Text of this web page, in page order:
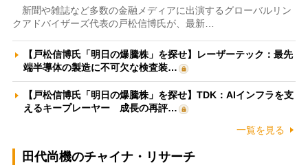
新聞や雑誌など多数の金融メディアに出演するグローバルリン
クアドバイザーズ代表の戸松信博氏が、最新…
【戸松信博氏「明日の爆騰株」を探せ】レーザーテック：最先
端半導体の製造に不可欠な検査装…
【戸松信博氏「明日の爆騰株」を探せ】TDK：AIインフラを支
えるキープレーヤー 成長の再評…
一覧を見る
田代尚機のチャイナ・リサーチ